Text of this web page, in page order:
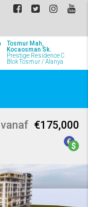
Tosmur Mah,
Kocaosman Sk.
Prestige Residence C
Blok Tosmur / Alanya
vanaf €175,000